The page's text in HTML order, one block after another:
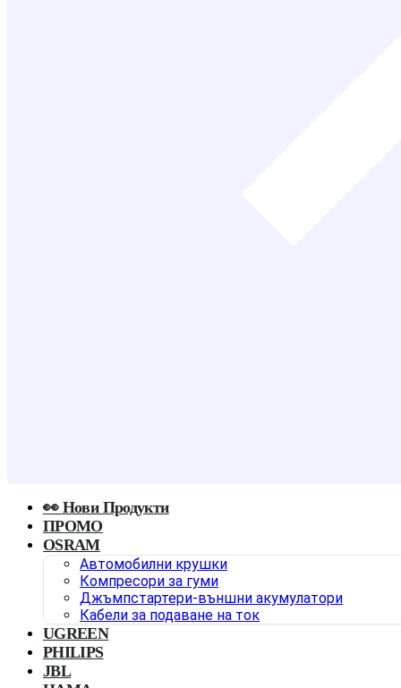
👀 Нови Продукти
ПРОМО
OSRAM
Автомобилни крушки
Компресори за гуми
Джъмпстартери-външни акумулатори
Кабели за подаване на ток
UGREEN
PHILIPS
JBL